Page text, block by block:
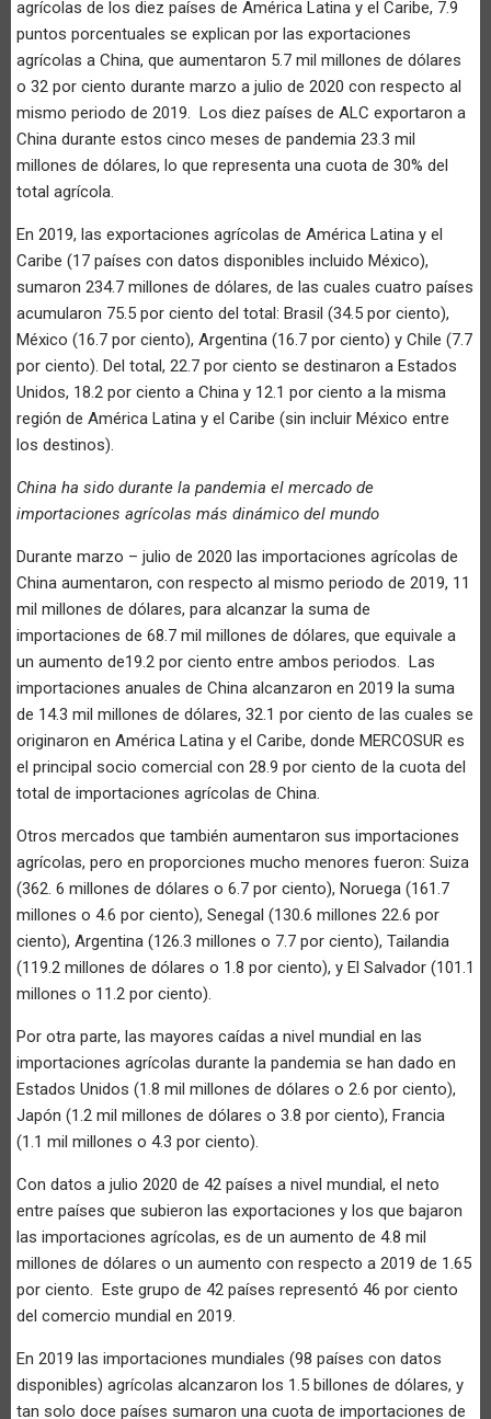
agrícolas de los diez países de América Latina y el Caribe, 7.9
puntos porcentuales se explican por las exportaciones
agrícolas a China, que aumentaron 5.7 mil millones de dólares
o 32 por ciento durante marzo a julio de 2020 con respecto al
mismo periodo de 2019. Los diez países de ALC exportaron a
China durante estos cinco meses de pandemia 23.3 mil
millones de dólares, lo que representa una cuota de 30% del
total agrícola.
En 2019, las exportaciones agrícolas de América Latina y el
Caribe (17 países con datos disponibles incluido México),
sumaron 234.7 millones de dólares, de las cuales cuatro países
acumularon 75.5 por ciento del total: Brasil (34.5 por ciento),
México (16.7 por ciento), Argentina (16.7 por ciento) y Chile (7.7
por ciento). Del total, 22.7 por ciento se destinaron a Estados
Unidos, 18.2 por ciento a China y 12.1 por ciento a la misma
región de América Latina y el Caribe (sin incluir México entre
los destinos).
China ha sido durante la pandemia el mercado de
importaciones agrícolas más dinámico del mundo
Durante marzo – julio de 2020 las importaciones agrícolas de
China aumentaron, con respecto al mismo periodo de 2019, 11
mil millones de dólares, para alcanzar la suma de
importaciones de 68.7 mil millones de dólares, que equivale a
un aumento de19.2 por ciento entre ambos periodos. Las
importaciones anuales de China alcanzaron en 2019 la suma
de 14.3 mil millones de dólares, 32.1 por ciento de las cuales se
originaron en América Latina y el Caribe, donde MERCOSUR es
el principal socio comercial con 28.9 por ciento de la cuota del
total de importaciones agrícolas de China.
Otros mercados que también aumentaron sus importaciones
agrícolas, pero en proporciones mucho menores fueron: Suiza
(362. 6 millones de dólares o 6.7 por ciento), Noruega (161.7
millones o 4.6 por ciento), Senegal (130.6 millones 22.6 por
ciento), Argentina (126.3 millones o 7.7 por ciento), Tailandia
(119.2 millones de dólares o 1.8 por ciento), y El Salvador (101.1
millones o 11.2 por ciento).
Por otra parte, las mayores caídas a nivel mundial en las
importaciones agrícolas durante la pandemia se han dado en
Estados Unidos (1.8 mil millones de dólares o 2.6 por ciento),
Japón (1.2 mil millones de dólares o 3.8 por ciento), Francia
(1.1 mil millones o 4.3 por ciento).
Con datos a julio 2020 de 42 países a nivel mundial, el neto
entre países que subieron las exportaciones y los que bajaron
las importaciones agrícolas, es de un aumento de 4.8 mil
millones de dólares o un aumento con respecto a 2019 de 1.65
por ciento. Este grupo de 42 países representó 46 por ciento
del comercio mundial en 2019.
En 2019 las importaciones mundiales (98 países con datos
disponibles) agrícolas alcanzaron los 1.5 billones de dólares, y
tan solo doce países sumaron una cuota de importaciones de